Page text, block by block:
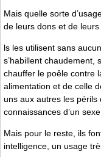
Mais quelle sorte
de leurs dons et de
ls les utilisent sans
s’habillent chaudement,
chauffer le poêle contre
alimentation et de celle
uns aux autres les périls
connaissances d’un sexe
Mais pour le reste, ils
intelligence, un usage